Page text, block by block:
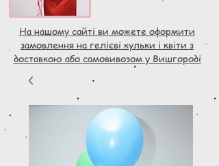
На нашому сайті ви можете оформити
замовлення на гелієві кульки і квіти з
доставкою або самовивозом у Вишгороді